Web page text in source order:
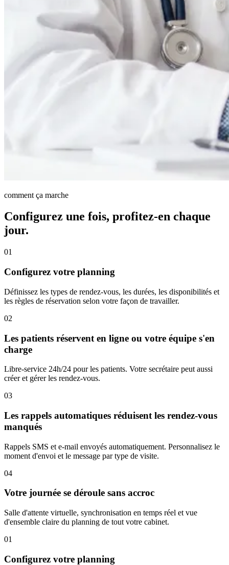
comment ça marche
Configurez une fois, profitez-en chaque
jour.
01
Configurez votre planning
Définissez les types de rendez-vous, les durées, les disponibilités et
les règles de réservation selon votre façon de travailler.
02
Les patients réservent en ligne ou votre équipe s'en
charge
Libre-service 24h/24 pour les patients. Votre secrétaire peut aussi
créer et gérer les rendez-vous.
03
Les rappels automatiques réduisent les rendez-vous
manqués
Rappels SMS et e-mail envoyés automatiquement. Personnalisez le
moment d'envoi et le message par type de visite.
04
Votre journée se déroule sans accroc
Salle d'attente virtuelle, synchronisation en temps réel et vue
d'ensemble claire du planning de tout votre cabinet.
01
Configurez votre planning